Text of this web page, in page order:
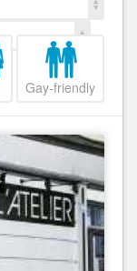
Gay-friendly